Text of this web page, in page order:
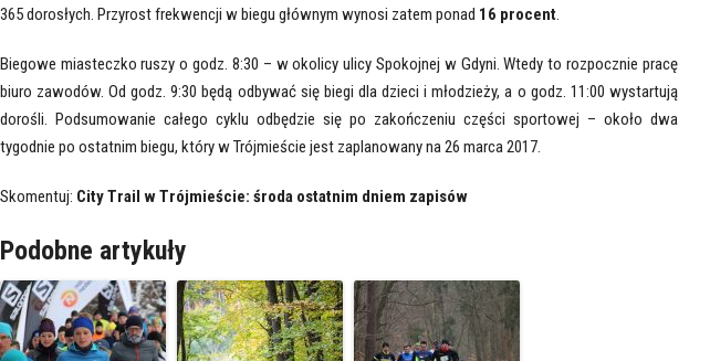
365 dorosłych. Przyrost frekwencji w biegu głównym wynosi zatem ponad 16 procent.
Biegowe miasteczko ruszy o godz. 8:30 – w okolicy ulicy Spokojnej w Gdyni. Wtedy to rozpocznie pracę
biuro zawodów. Od godz. 9:30 będą odbywać się biegi dla dzieci i młodzieży, a o godz. 11:00 wystartują
dorośli. Podsumowanie całego cyklu odbędzie się po zakończeniu części sportowej – około dwa
tygodnie po ostatnim biegu, który w Trójmieście jest zaplanowany na 26 marca 2017.
Skomentuj: City Trail w Trójmieście: środa ostatnim dniem zapisów
Podobne artykuły